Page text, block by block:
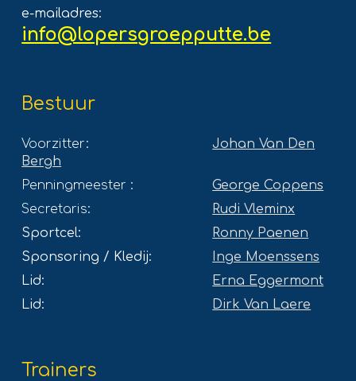
e-mailadres:
info@lopersgroepputte.be
Bestuur
Voorzitter:
Johan Van Den
Bergh
Penningmeester :
George Coppens
Secretaris:
Rudi Vleminx
Sportcel:
Ronny Paenen
Sponsoring / Kledij:
Inge Moenssens
Lid:
Erna Eggermont
Lid:
Dirk Van Laere
Trainers